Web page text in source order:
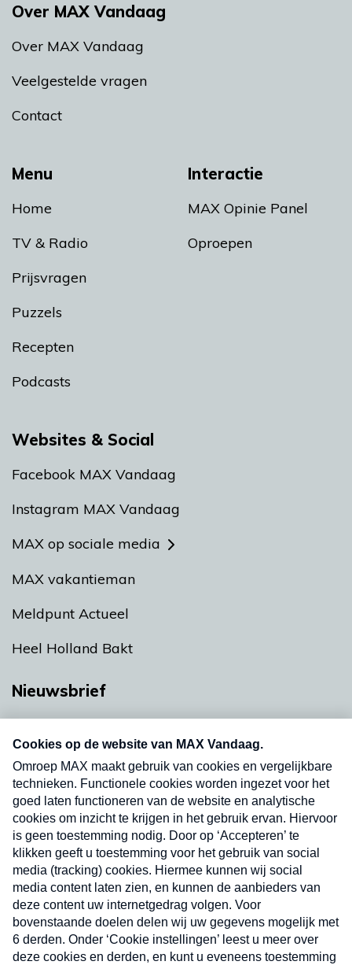
Menu
Home
TV & Radio
Prijsvragen
Puzzels
Recepten
Podcasts
Interactie
MAX Opinie Panel
Oproepen
Over MAX Vandaag
Over MAX Vandaag
Veelgestelde vragen
Contact
Websites & Social
Facebook MAX Vandaag
Instagram MAX Vandaag
MAX op sociale media
MAX vakantieman
Meldpunt Actueel
Heel Holland Bakt
Nieuwsbrief
nieuwsbrief. Elke vrijdag- en dinsdagochtend in
uw mailbox.
Verzend
Nieuwsbrief